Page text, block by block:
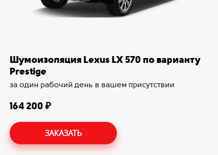
Шумоизоляция Lexus LX 570 по варианту
Prestige
за один рабочий день в вашем присутствии
164 200 ₽
ЗАКАЗАТЬ